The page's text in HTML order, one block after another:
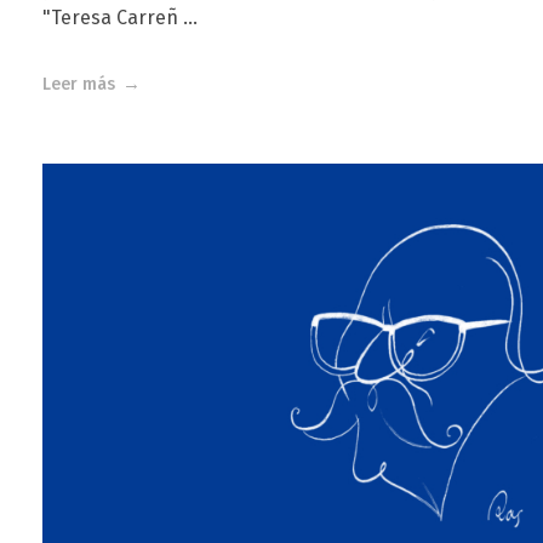
"Teresa Carreñ ...
Leer más